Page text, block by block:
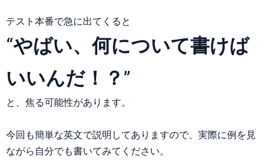
テスト本番で急に出てくると
“やばい、何について書けば
いいんだ！？”
と、焦る可能性があります。
今回も簡単な英文で説明してありますので、実際に例を見
ながら自分でも書いてみてください。